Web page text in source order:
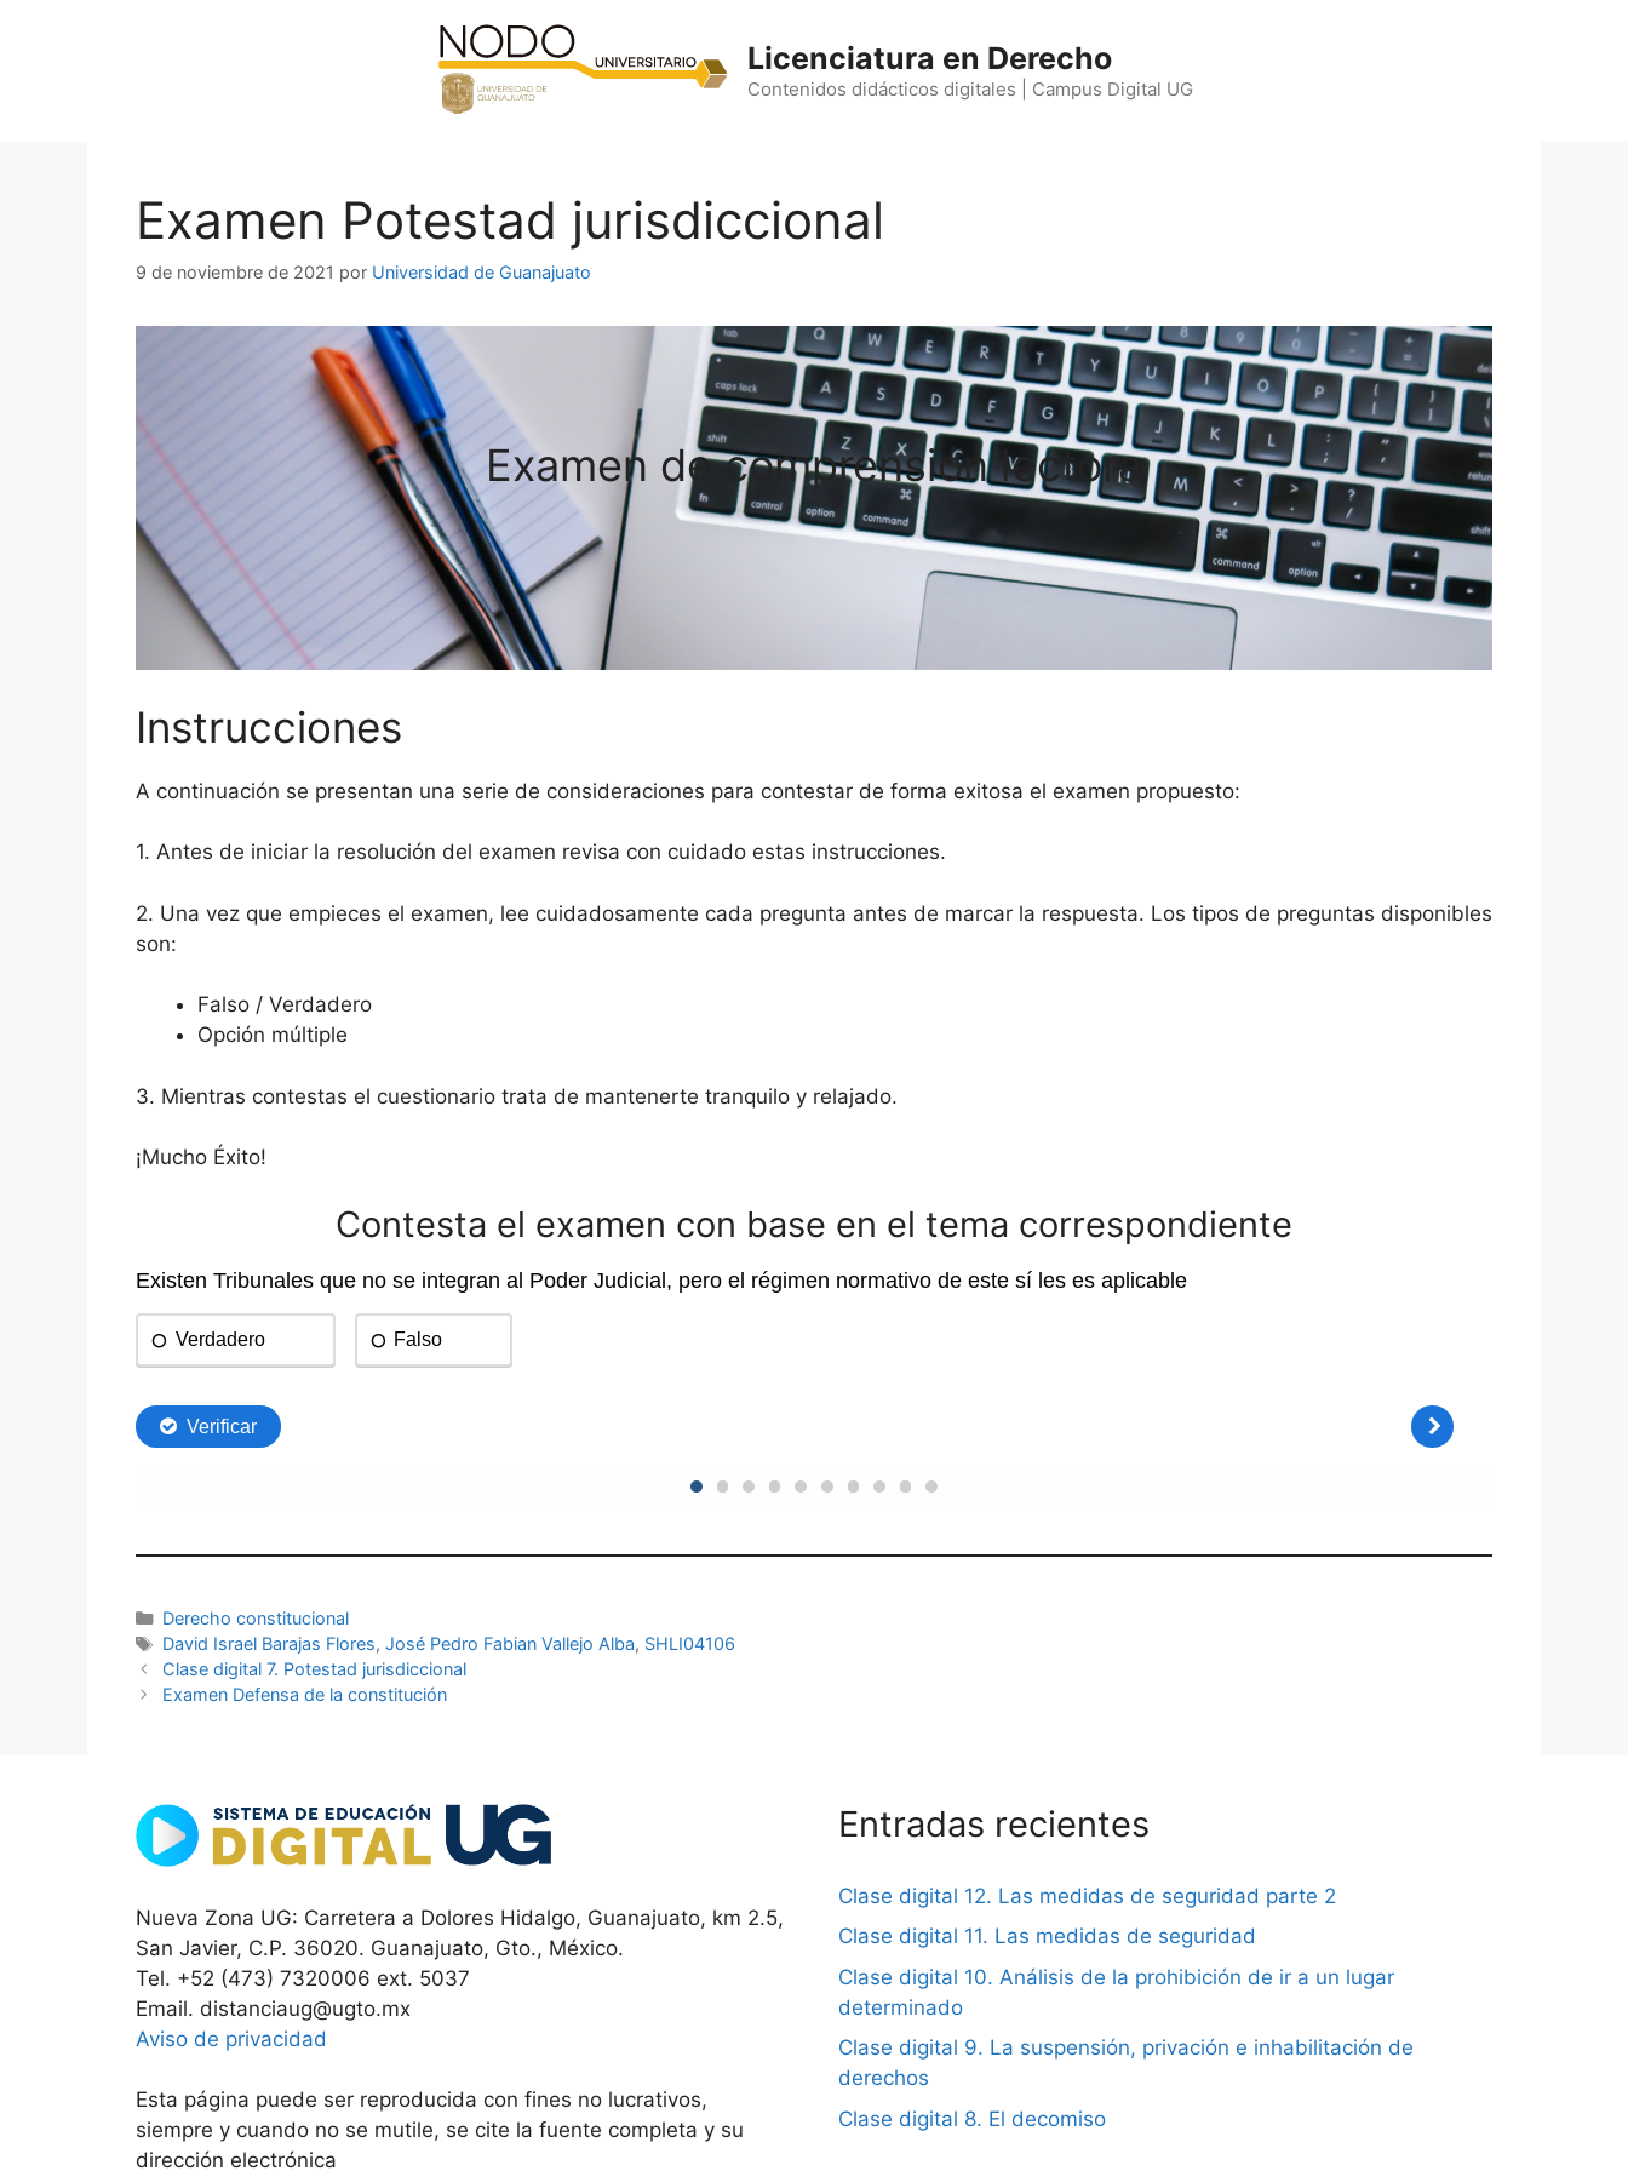
Licenciatura en Derecho
Contenidos didácticos digitales | Campus Digital UG
Examen Potestad jurisdiccional
9 de noviembre de 2021 por Universidad de Guanajuato
Examen de comprensión lectora
Instrucciones
A continuación se presentan una serie de consideraciones para contestar de forma exitosa el examen propuesto:
1. Antes de iniciar la resolución del examen revisa con cuidado estas instrucciones.
2. Una vez que empieces el examen, lee cuidadosamente cada pregunta antes de marcar la respuesta. Los tipos de preguntas disponibles
son:
Falso / Verdadero
Opción múltiple
3. Mientras contestas el cuestionario trata de mantenerte tranquilo y relajado.
¡Mucho Éxito!
Contesta el examen con base en el tema correspondiente
Categorías
Derecho constitucional
Etiquetas
David Israel Barajas Flores, José Pedro Fabian Vallejo Alba, SHLI04106
Clase digital 7. Potestad jurisdiccional
Examen Defensa de la constitución
Nueva Zona UG: Carretera a Dolores Hidalgo, Guanajuato, km 2.5,
San Javier, C.P. 36020. Guanajuato, Gto., México.
Tel. +52 (473) 7320006 ext. 5037
Email. distanciaug@ugto.mx
Aviso de privacidad
Esta página puede ser reproducida con fines no lucrativos,
siempre y cuando no se mutile, se cite la fuente completa y su
dirección electrónica
Entradas recientes
Clase digital 12. Las medidas de seguridad parte 2
Clase digital 11. Las medidas de seguridad
Clase digital 10. Análisis de la prohibición de ir a un lugar
determinado
Clase digital 9. La suspensión, privación e inhabilitación de
derechos
Clase digital 8. El decomiso